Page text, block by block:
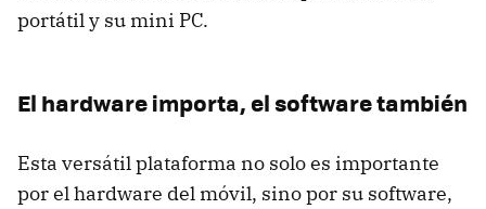
portátil y su mini PC.
El hardware importa, el software también
Esta versátil plataforma no solo es importante
por el hardware del móvil, sino por su software,